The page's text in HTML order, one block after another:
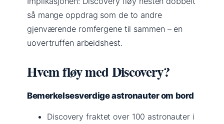
så mange oppdrag som de to andre
gjenværende romfergene til sammen – en
uovertruffen arbeidshest.
Hvem fløy med Discovery?
Bemerkelsesverdige astronauter om bord
Discovery fraktet over 100 astronauter i